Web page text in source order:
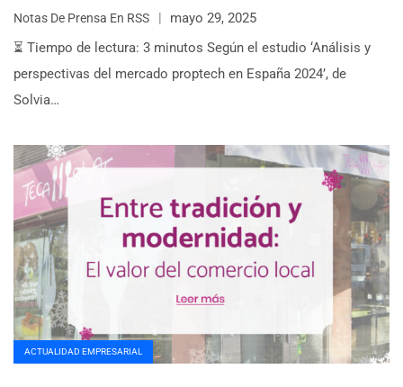
Notas De Prensa En RSS
mayo 29, 2025
⏳ Tiempo de lectura: 3 minutos Según el estudio ‘Análisis y
perspectivas del mercado proptech en España 2024’, de
Solvia…
ACTUALIDAD EMPRESARIAL